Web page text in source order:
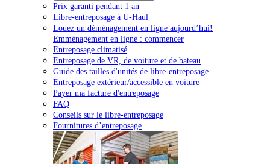
Prix garanti pendant 1 an
Libre-entreposage à U-Haul
Louez un déménagement en ligne aujourd’hui!
Emménagement en ligne : commencer
Entreposage climatisé
Entreposage de VR, de voiture et de bateau
Guide des tailles d'unités de libre-entreposage
Entreposage extérieur/accessible en voiture
Payer ma facture d'entreposage
FAQ
Conseils sur le libre-entreposage
Fournitures d’entreposage